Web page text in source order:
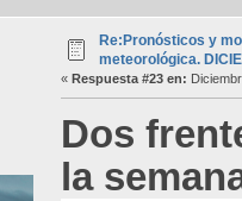
Re:Pronósticos y
meteorológica.
« Respuesta #23 en:
Dos
la